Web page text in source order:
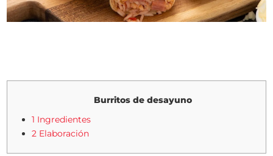
Burritos de desayuno
1 Ingredientes
2 Elaboración